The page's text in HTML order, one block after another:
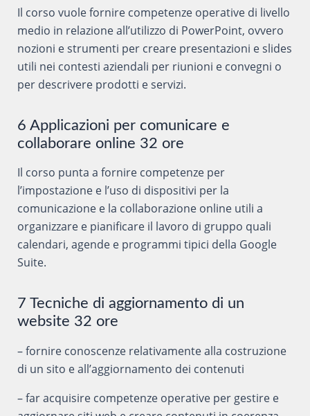
Il corso vuole fornire competenze operative di livello
medio in relazione all’utilizzo di PowerPoint, ovvero
nozioni e strumenti per creare presentazioni e slides
utili nei contesti aziendali per riunioni e convegni o
per descrivere prodotti e servizi.
6 Applicazioni per comunicare e
collaborare online 32 ore
Il corso punta a fornire competenze per
l’impostazione e l’uso di dispositivi per la
comunicazione e la collaborazione online utili a
organizzare e pianificare il lavoro di gruppo quali
calendari, agende e programmi tipici della Google
Suite.
7 Tecniche di aggiornamento di un
website 32 ore
– fornire conoscenze relativamente alla costruzione
di un sito e all’aggiornamento dei contenuti
– far acquisire competenze operative per gestire e